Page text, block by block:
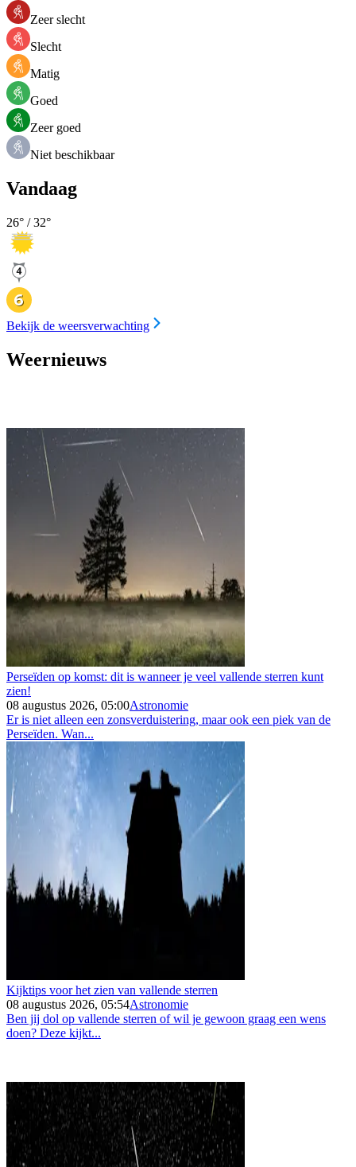
Zeer slecht
Slecht
Matig
Goed
Zeer goed
Niet beschikbaar
Vandaag
26° /32°
Bekijk de weersverwachting
Weernieuws
Perseïden op komst: dit is wanneer je veel vallende sterren kunt
zien!
08 augustus 2026, 05:00Astronomie
Er is niet alleen een zonsverduistering, maar ook een piek van de
Perseïden. Wan...
Kijktips voor het zien van vallende sterren
08 augustus 2026, 05:54Astronomie
Ben jij dol op vallende sterren of wil je gewoon graag een wens
doen? Deze kijkt...